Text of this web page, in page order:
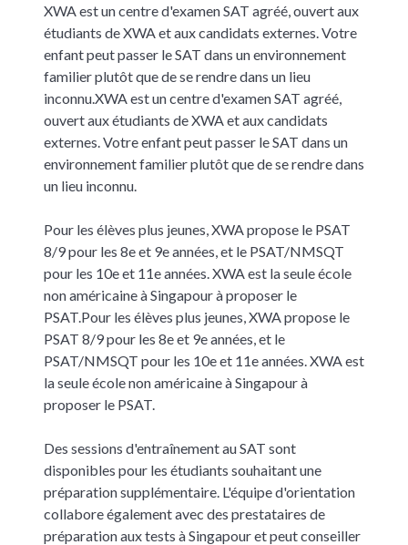
XWA est un centre d'examen SAT agréé, ouvert aux
étudiants de XWA et aux candidats externes. Votre
enfant peut passer le SAT dans un environnement
familier plutôt que de se rendre dans un lieu
inconnu.XWA est un centre d'examen SAT agréé,
ouvert aux étudiants de XWA et aux candidats
externes. Votre enfant peut passer le SAT dans un
environnement familier plutôt que de se rendre dans
un lieu inconnu.
Pour les élèves plus jeunes, XWA propose le PSAT
8/9 pour les 8e et 9e années, et le PSAT/NMSQT
pour les 10e et 11e années. XWA est la seule école
non américaine à Singapour à proposer le
PSAT.Pour les élèves plus jeunes, XWA propose le
PSAT 8/9 pour les 8e et 9e années, et le
PSAT/NMSQT pour les 10e et 11e années. XWA est
la seule école non américaine à Singapour à
proposer le PSAT.
Des sessions d'entraînement au SAT sont
disponibles pour les étudiants souhaitant une
préparation supplémentaire. L'équipe d'orientation
collabore également avec des prestataires de
préparation aux tests à Singapour et peut conseiller